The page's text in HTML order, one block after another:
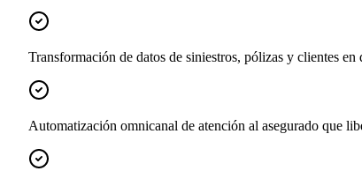
Transformación de datos de siniestros, pólizas y clientes
Automatización omnicanal de atención al asegurado que